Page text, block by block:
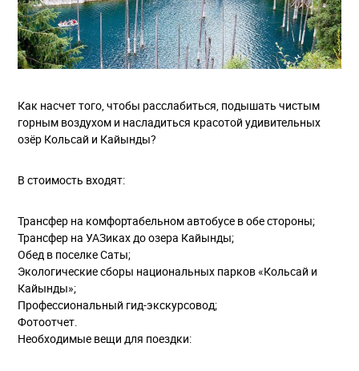
Как насчет того, чтобы расслабиться, подышать чистым
горным воздухом и насладиться красотой удивительных
озёр Кольсай и Кайынды?
В стоимость входят:
Трансфер на комфортабельном автобусе в обе стороны;
Трансфер на УАЗиках до озера Кайынды;
Обед в поселке Саты;
Экологические сборы национальных парков «Кольсай и
Кайынды»;
Профессиональный гид-экскурсовод;
Фотоотчет.
Необходимые вещи для поездки: